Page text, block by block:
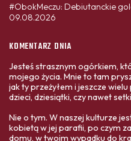
#ObokMeczu: Debiutanckie
09.08.2026
KOMENTARZ DNIA
Jesteś strasznym ogórkiem,
mojego życia. Mnie to tam
jak ty przeżyłem i jeszcze
dzieci, dziesiątki, czy nawet
Nie o tym. W naszej kulturze
kobietą w jej parafii, po czym
domu, w twoim wypadku do